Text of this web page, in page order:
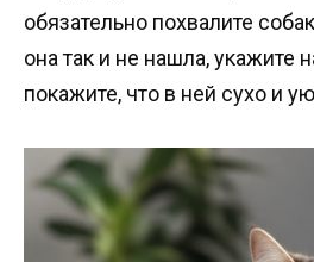
обязательно похвалите
она так и не нашла, укажите
покажите, что в ней сухо и